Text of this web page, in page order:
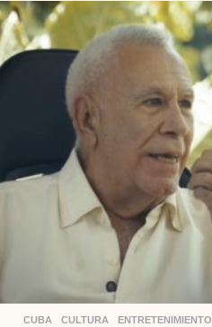
CUBA ,CULTURA ,ENTRETENIMIENTO